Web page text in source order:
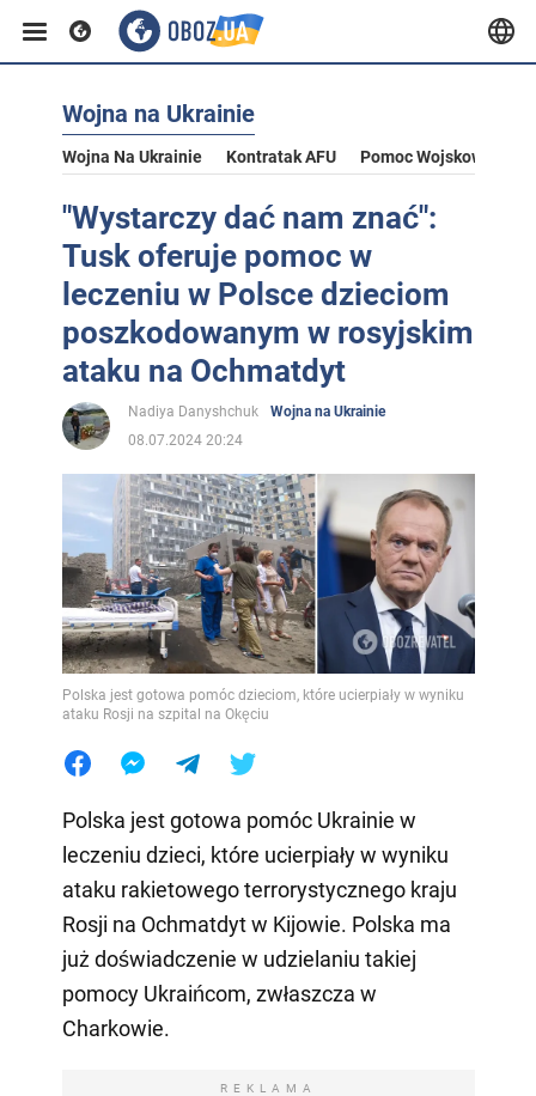
Wojna na Ukrainie
Wojna Na Ukrainie Kontratak AFU Pomoc Wojskowa Dla
"Wystarczy dać nam znać":
Tusk oferuje pomoc w
leczeniu w Polsce dzieciom
poszkodowanym w rosyjskim
ataku na Ochmatdyt
Nadiya Danyshchuk
Wojna na Ukrainie
08.07.2024 20:24
Polska jest gotowa pomóc dzieciom, które ucierpiały w wyniku
ataku Rosji na szpital na Okęciu
Polska jest gotowa pomóc Ukrainie w
leczeniu dzieci, które ucierpiały w wyniku
ataku rakietowego terrorystycznego kraju
Rosji na Ochmatdyt w Kijowie. Polska ma
już doświadczenie w udzielaniu takiej
pomocy Ukraińcom, zwłaszcza w
Charkowie.
REKLAMA